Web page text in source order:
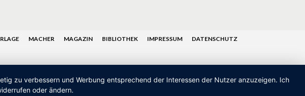
MACHER MAGAZIN BIBLIOTHEK IMPRESSUM DATENSCHUTZ
zu verbessern und Werbung entsprechend der Interessen der Nutzer anzuzeigen. Ich
oder ändern.